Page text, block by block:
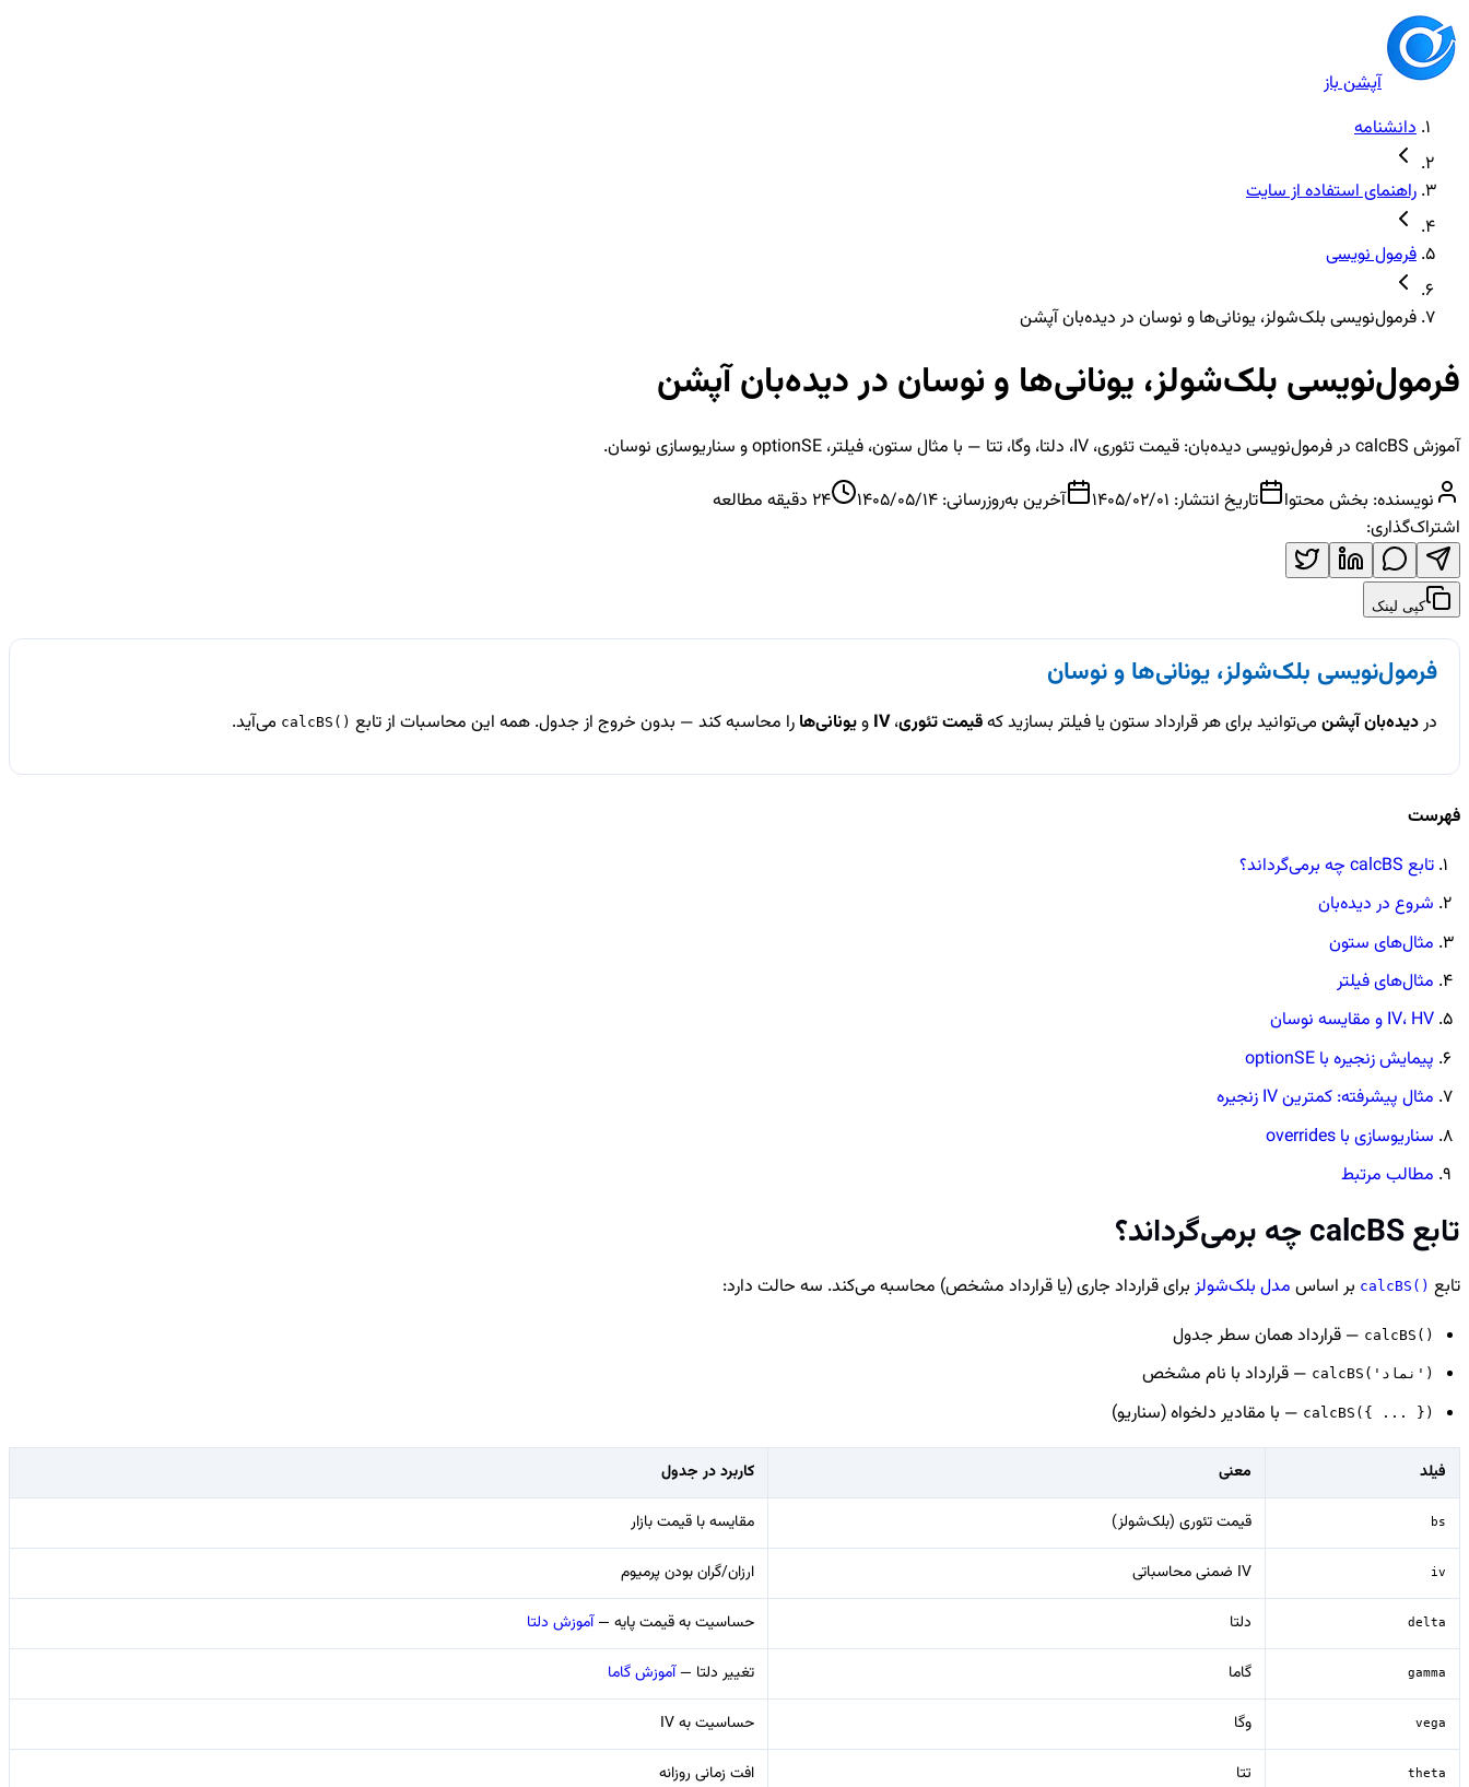
آپشن باز
دانشنامه
راهنمای استفاده از سایت
فرمول نویسی
فرمول‌نویسی بلک‌شولز، یونانی‌ها و نوسان در دیده‌بان آپشن
فرمول‌نویسی بلک‌شولز، یونانی‌ها و نوسان در دیده‌بان آپشن
آموزش calcBS در فرمول‌نویسی دیده‌بان: قیمت تئوری، IV، دلتا، وگا، تتا — با مثال ستون، فیلتر، optionSE و سناریوسازی نوسان.
نویسنده: بخش محتوا تاریخ انتشار: 1405/02/01 آخرین به‌روزرسانی: 1405/05/14
24 دقیقه مطالعه
اشتراک‌گذاری:
کپی لینک
فرمول‌نویسی بلک‌شولز، یونانی‌ها و نوسان
دردیده‌بان آپشن می‌توانید برای هر قرارداد ستون یا فیلتر بسازید کهقیمت تئوری،IV ویونانی‌ها را محاسبه کند — بدون خروج از جدول. همه این محاسبات از تابع calcBS() می‌آید.
فهرست
تابع calcBS چه برمی‌گرداند؟
شروع در دیده‌بان
مثال‌های ستون
مثال‌های فیلتر
IV، HV و مقایسه نوسان
پیمایش زنجیره با optionSE
مثال پیشرفته: کمترین IV زنجیره
سناریوسازی با overrides
مطالب مرتبط
تابع calcBS چه برمی‌گرداند؟
تابع calcBS() بر اساس مدل بلک‌شولز برای قرارداد جاری (یا قرارداد مشخص) محاسبه می‌کند. سه حالت دارد:
calcBS() — قرارداد همان سطر جدول
calcBS('نماد') — قرارداد با نام مشخص
calcBS({ ... }) — با مقادیر دلخواه (سناریو)
فیلد معنی کاربرد در جدول
bs قیمت تئوری (بلک‌شولز) مقایسه با قیمت بازار
iv IV ضمنی محاسباتی ارزان/گران بودن پرمیوم
delta دلتا حساسیت به قیمت پایه —آموزش دلتا
gamma گاما تغییر دلتا —آموزش گاما
vega وگا حساسیت به IV
theta تتا افت زمانی روزانه